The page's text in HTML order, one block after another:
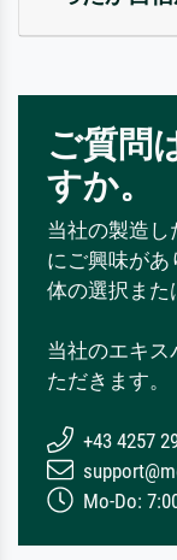
ご質問
すか。
当社の製造し
にご興味が
体の選択また
当社のエキス
ただきます。
+43 4257
Mo-Do: